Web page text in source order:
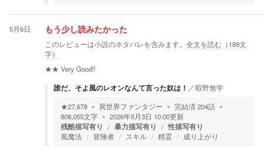
5月6日 もう少し読みたかった
このレビューは小説のネタバレを含みます。 全文を読む（189文
字）
★★ Very Good!!
誰だ、そよ風のレオンなんて言った奴は！ ／暇野無学
★27,678 異世界ファンタジー 完結済204話
808,055文字 2026年5月3日 10:00更新
残酷描写有り 暴力描写有り 性描写有り
風魔法 冒険者 スキル 精霊 成り上がり